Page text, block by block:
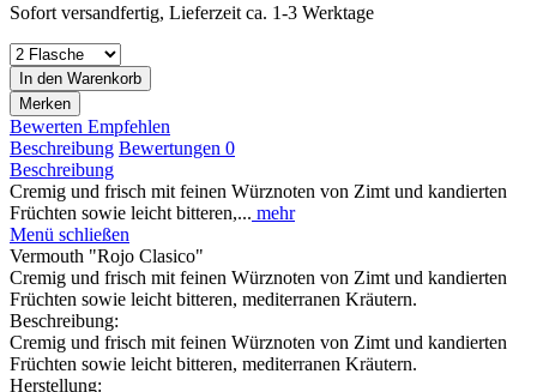
Sofort versandfertig, Lieferzeit ca. 1-3 Werktage
In den Warenkorb
Merken
Bewerten Empfehlen
Beschreibung Bewertungen 0
Beschreibung
Cremig und frisch mit feinen Würznoten von Zimt und kandierten
Früchten sowie leicht bitteren,... mehr
Menü schließen
Vermouth "Rojo Clasico"
Cremig und frisch mit feinen Würznoten von Zimt und kandierten
Früchten sowie leicht bitteren, mediterranen Kräutern.
Beschreibung:
Cremig und frisch mit feinen Würznoten von Zimt und kandierten
Früchten sowie leicht bitteren, mediterranen Kräutern.
Herstellung: